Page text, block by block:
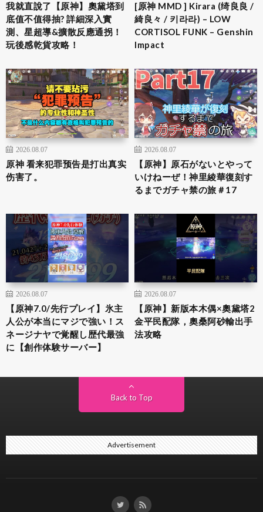
我就直說了【原神】奧黛塔到
底值不值得抽? 詳細深入實
測、星超導&擴散反應通拐！
玩後感乾貨攻略！
[原神 MMD ] Kirara (绮良良 /
綺良々 / 키라라) – LOW
CORTISOL FUNK – Genshin
Impact
2026.08.07
原神 看来犯罪预告是打出真实
伤害了。
2026.08.07
【原神】原石がないとやって
いけねーぜ！神里綾華復刻す
るまでガチャ禁の旅＃17
2026.08.07
【原神7.0/先行プレイ】氷主
人公が本当にマジで強い！ス
ネージナヤで覚醒し歴代最強
に【創作体験サーバー】
2026.08.07
【原神】新版本木偶×奧黛塔2
金平民配隊，奧桑阿砂輸出手
法攻略
Back to Top
Advertisement